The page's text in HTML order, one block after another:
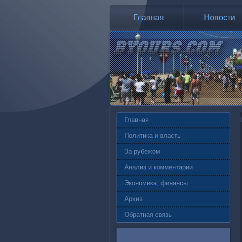
Главная Новости
Главная
Политика и власть
За рубежом
Анализ и комментарии
Экономика, финансы
Архив
Обратная связь